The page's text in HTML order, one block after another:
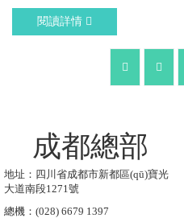
閱讀詳情
成都總部
地址：四川省成都市新都區(qū)寶光
大道南段1271號
總機：(028) 6679 1397